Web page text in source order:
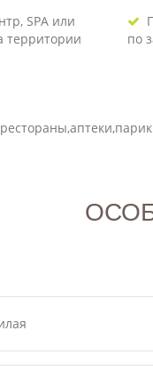
SPA или
территории
по